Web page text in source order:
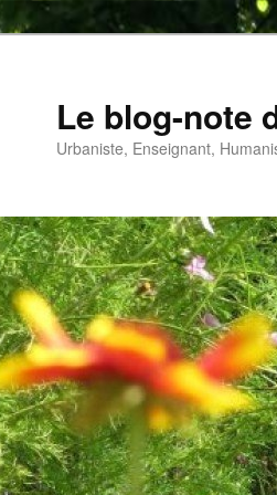
Le blog-note
Urbaniste, Enseignant,